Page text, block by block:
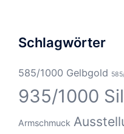
Schlagwörter
585/1000 Gelbgold
935/1000
Armschmuck